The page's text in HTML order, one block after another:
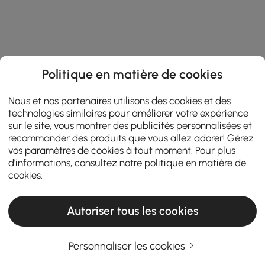
Politique en matière de cookies
Nous et nos partenaires utilisons des cookies et des
technologies similaires pour améliorer votre expérience
sur le site, vous montrer des publicités personnalisées et
recommander des produits que vous allez adorer! Gérez
vos paramètres de cookies à tout moment. Pour plus
d'informations, consultez notre politique en matière de
cookies
Autoriser tous les cookies
Personnaliser les cookies